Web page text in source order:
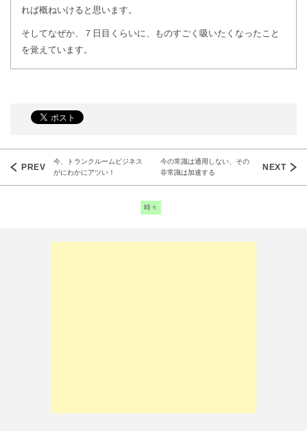
れば概ねいけると思います。
そしてなぜか、７日目くらいに、ものすごく吸いたくなったこと
を覚えています。
Post
今、トランクルームビジネス
がにわかにアツい！
今の常識は通用しない、その
非常識は加速する
時々